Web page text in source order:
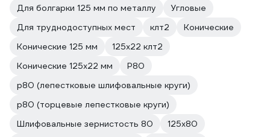
Для болгарки 125 мм по металлу
Угловые
Для труднодоступных мест
клт2
Конические
Конические 125 мм
125х22 клт2
Конические 125х22 мм
Р80
р80 (лепестковые шлифовальные круги)
р80 (торцевые лепестковые круги)
Шлифовальные зернистость 80
125х80